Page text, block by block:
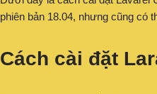
phiên bản 18.04, nhưng cũng có
Cách cài đặt